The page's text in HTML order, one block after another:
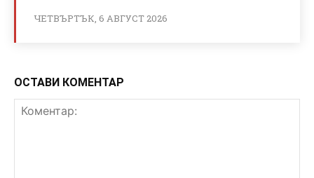
ЧЕТВЪРТЪК, 6 АВГУСТ 2026
ОСТАВИ КОМЕНТАР